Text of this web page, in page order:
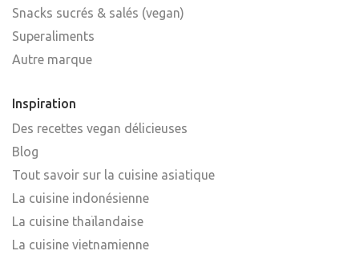
Snacks sucrés & salés (vegan)
Superaliments
Autre marque
Inspiration
Des recettes vegan délicieuses
Blog
Tout savoir sur la cuisine asiatique
La cuisine indonésienne
La cuisine thaïlandaise
La cuisine vietnamienne